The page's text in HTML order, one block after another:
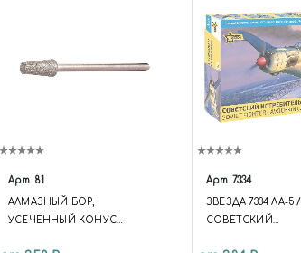
Арт. 81
АЛМАЗНЫЙ БОР,
УСЕЧЕННЫЙ КОНУС
Арт. 7334
ЗВЕЗДА 7334 ЛА-5 /
СОВЕТСКИЙ